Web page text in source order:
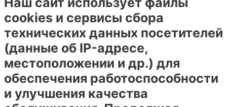
cookies и сервисы сбора
технических данных посетителей
(данные об IP-адресе,
местоположении и др.) для
обеспечения работоспособности
и улучшения качества